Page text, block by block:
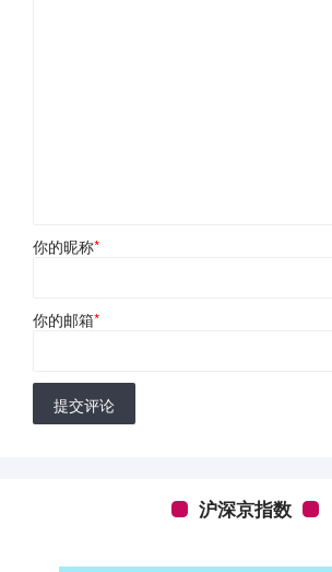
你的昵称*
你的邮箱*
提交评论
沪深京指数